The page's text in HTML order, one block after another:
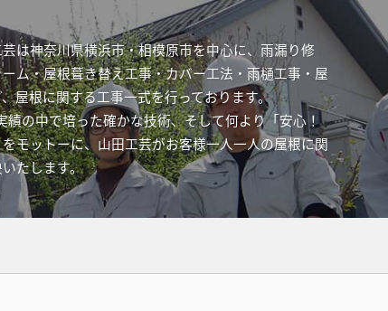
は神奈川県横浜市・相模原市を中心に、雨漏り修
ム・屋根葺き替え工事・カバー工法・雨樋工事・屋
屋根に関する工事一式を行っております。
績の中で培った確かな技術、そして何より「安心！
モットーに、山田工芸がお客様一人一人の屋根に関
たします。